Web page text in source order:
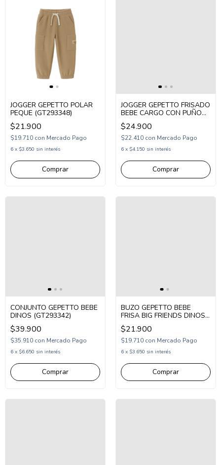
JOGGER GEPETTO POLAR
PEQUE (GT293348)
$21.900
$19.710 con Mercado Pago
6 x $3.650 sin interés
Comprar
JOGGER GEPETTO FRISADO
BEBE CARGO CON PUÑO
LISO (GT293345)
$24.900
$22.410 con Mercado Pago
6 x $4.150 sin interés
Comprar
CONJUNTO GEPETTO BEBE
DINOS (GT293342)
$39.900
$35.910 con Mercado Pago
6 x $6.650 sin interés
Comprar
BUZO GEPETTO BEBE
FRISA BIG FRIENDS DINOS
(GT293322)
$21.900
$19.710 con Mercado Pago
6 x $3.650 sin interés
Comprar